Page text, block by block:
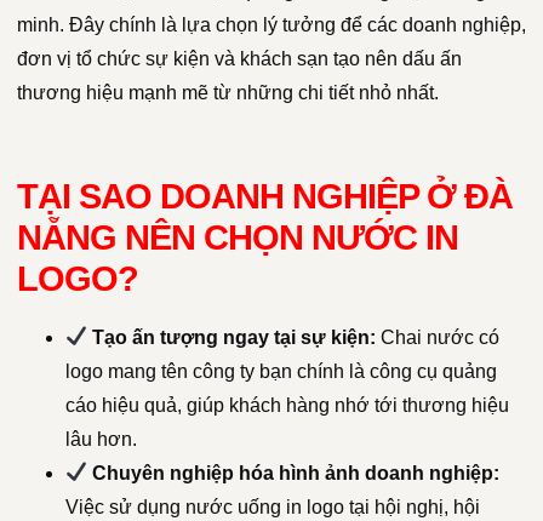
minh. Đây chính là lựa chọn lý tưởng để các doanh nghiệp,
đơn vị tổ chức sự kiện và khách sạn tạo nên dấu ấn
thương hiệu mạnh mẽ từ những chi tiết nhỏ nhất.
TẠI SAO DOANH NGHIỆP Ở ĐÀ
NẴNG NÊN CHỌN NƯỚC IN
LOGO?
Tạo ấn tượng ngay tại sự kiện: Chai nước có
logo mang tên công ty bạn chính là công cụ quảng
cáo hiệu quả, giúp khách hàng nhớ tới thương hiệu
lâu hơn.
Chuyên nghiệp hóa hình ảnh doanh nghiệp:
Việc sử dụng nước uống in logo tại hội nghị, hội